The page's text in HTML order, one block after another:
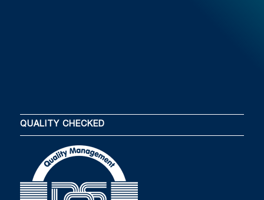
QUALITY CHECKED